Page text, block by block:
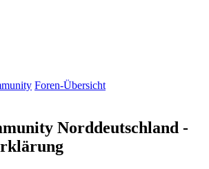
Foren-Übersicht
Norddeutschland -